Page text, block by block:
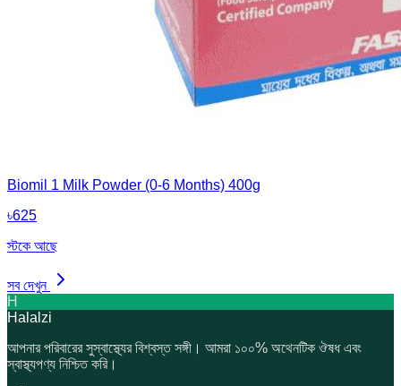
Biomil 1 Milk Powder (0-6 Months) 400g
৳625
স্টকে আছে
সব দেখুন
H
Halalzi
আপনার পরিবারের সুস্বাস্থ্যের বিশ্বস্ত সঙ্গী। আমরা ১০০% অথেনটিক ঔষধ এবং
স্বাস্থ্যপণ্য নিশ্চিত করি।